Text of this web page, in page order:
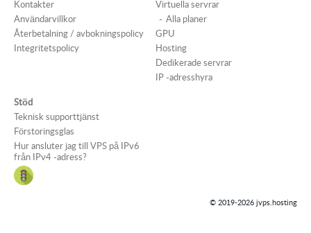
18.52 €
när du betalar för 12 månader
VÄLJ
NVMe VPS Algol
CPU: 1 coreRAM: